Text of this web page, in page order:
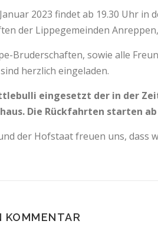
2023 findet ab 19.30 Uhr
der Lippegemeinden
Bruderschaften, sowie alle
herzlich eingeladen.
eingesetzt der in der
Die Rückfahrten starten ab
der Hofstaat freuen uns, dass
KOMMENTAR